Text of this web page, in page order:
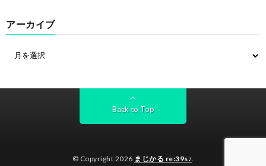
アーカイブ
Back to Top
© Copyright 2026 まじかる re:39s♪